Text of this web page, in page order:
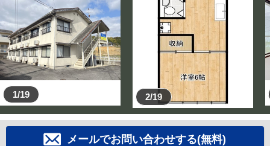
1/19 2/19
メールでお問い合わせする(無料)